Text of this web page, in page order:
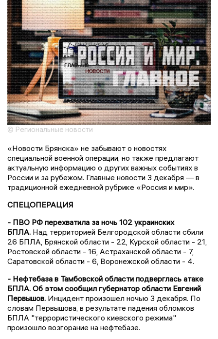
© Региональные новости
«Новости Брянска» не забывают о новостях
специальной военной операции, но также предлагают
актуальную информацию о других важных событиях в
России и за рубежом. Главные новости 3 декабря — в
традиционной ежедневной рубрике «Россия и мир».
СПЕЦОПЕРАЦИЯ
- ПВО РФ перехватила за ночь 102 украинских
БПЛА. Над территорией Белгородской области сбили
26 БПЛА, Брянской области - 22, Курской области - 21,
Ростовской области - 16, Астраханской области - 7,
Саратовской области - 6, Воронежской области - 4.
- Нефтебаза в Тамбовской области подверглась атаке
БПЛА. Об этом сообщил губернатор области Евгений
Первышов. Инцидент произошел ночью 3 декабря. По
словам Первышова, в результате падения обломков
БПЛА "террористического киевского режима"
произошло возгорание на нефтебазе.